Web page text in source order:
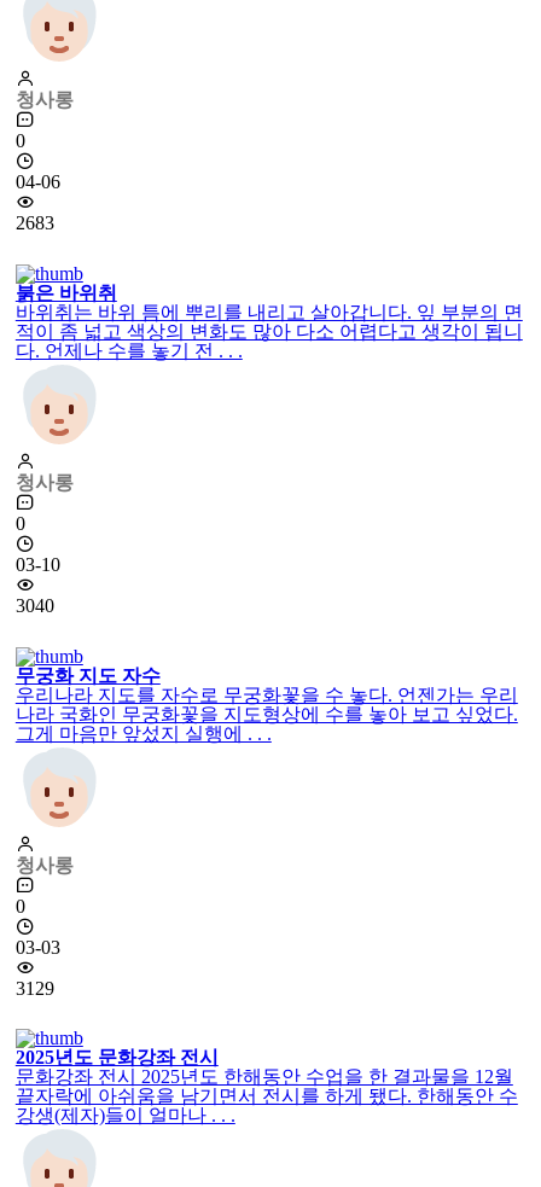
청사롱
0
04-06
2683
붉은 바위취
바위취는 바위 틈에 뿌리를 내리고 살아갑니다. 잎 부분의 면
적이 좀 넓고 색상의 변화도 많아 다소 어렵다고 생각이 됩니
다. 언제나 수를 놓기 전 . . .
청사롱
0
03-10
3040
무궁화 지도 자수
우리나라 지도를 자수로 무궁화꽃을 수 놓다. 언젠가는 우리
나라 국화인 무궁화꽃을 지도형상에 수를 놓아 보고 싶었다.
그게 마음만 앞섰지 실행에 . . .
청사롱
0
03-03
3129
2025년도 문화강좌 전시
문화강좌 전시 2025년도 한해동안 수업을 한 결과물을 12월
끝자락에 아쉬움을 남기면서 전시를 하게 됐다. 한해동안 수
강생(제자)들이 얼마나 . . .